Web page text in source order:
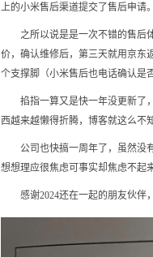
上的小米售后渠道提交了售后申请
之所以说是是一次不错的售后体
价，确认维修后，第三天就用京东
个支撑脚（小米售后也电话确认是
掐指一算又是快一年没更新了，
西越来越懒得折腾，博客就这么不
公司也快搞一周年了，虽然没有
想想理应很焦虑可事实却焦虑不起
感谢2024还在一起的朋友伙伴